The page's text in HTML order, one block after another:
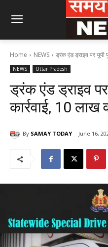
Home NEWS ड्रंक एंड ड्राइव पर यूपी
NEWS Uttar Pradesh
ड्रंक एंड ड्राइव
कार्रवाई, 10 लाख
By SAMAY TODAY June 16,